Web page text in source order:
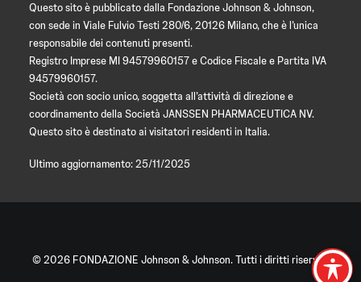
Questo sito è pubblicato dalla Fondazione Johnson & Johnson,
con sede in Viale Fulvio Testi 280/6, 20126 Milano, che è l’unica
responsabile dei contenuti presenti.
Registro Imprese MI 94579960157 e Codice Fiscale e Partita IVA
94579960157.
Società con socio unico, soggetta all’attività di direzione e
coordinamento della Società JANSSEN PHARMACEUTICA NV.
Questo sito è destinato ai visitatori residenti in Italia.
Ultimo aggiornamento: 25/11/2025
© 2026 FONDAZIONE Johnson & Johnson. Tutti i diritti riservati